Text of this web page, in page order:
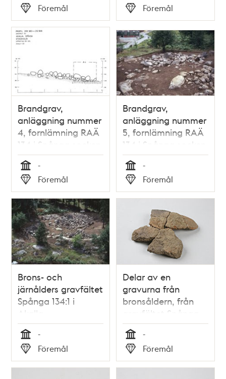
Tid
Typ
Föremål
Tid
Typ
Föremål
Brandgrav,
anläggning nummer
4, fornlämning RAÄ
134 i Spånga socken
Tid
-
Typ
Föremål
Brandgrav,
anläggning nummer
5, fornlämning RAÄ
134 i Spånga socken
Tid
-
Typ
Föremål
Brons- och
järnålders gravfältet
Spånga 134:1 i
Akalla.
Tid
-
Typ
Föremål
Delar av en
gravurna från
bronsåldern, från
gravfältet Spånga
134:1 i Akalla.
Tid
-
Typ
Föremål